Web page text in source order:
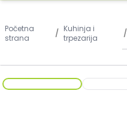
Početna
strana
/ Kuhinja i
trpezarija
/